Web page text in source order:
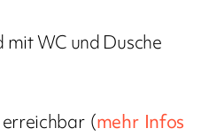
mit WC und Dusche
(mehr Infos